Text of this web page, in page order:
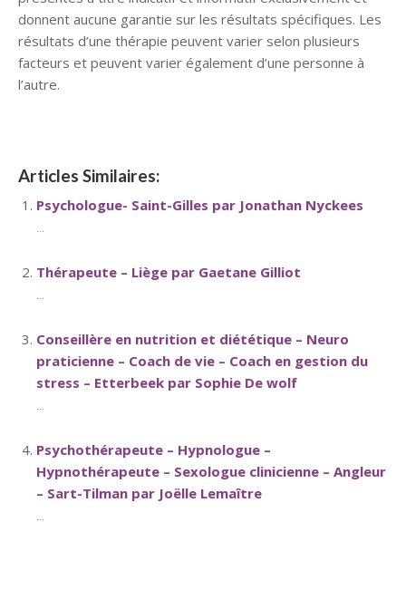
donnent aucune garantie sur les résultats spécifiques. Les
résultats d’une thérapie peuvent varier selon plusieurs
facteurs et peuvent varier également d’une personne à
l’autre.
Articles Similaires:
Psychologue- Saint-Gilles par Jonathan Nyckees
...
Thérapeute – Liège par Gaetane Gilliot
...
Conseillère en nutrition et diététique – Neuro
praticienne – Coach de vie – Coach en gestion du
stress – Etterbeek par Sophie De wolf
...
Psychothérapeute – Hypnologue –
Hypnothérapeute – Sexologue clinicienne – Angleur
– Sart-Tilman par Joëlle Lemaître
...